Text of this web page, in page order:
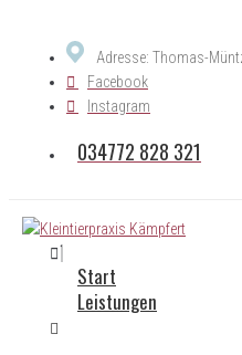
Adresse: Thomas-
Facebook
Instagram
034772 828 321
Start
Leistungen